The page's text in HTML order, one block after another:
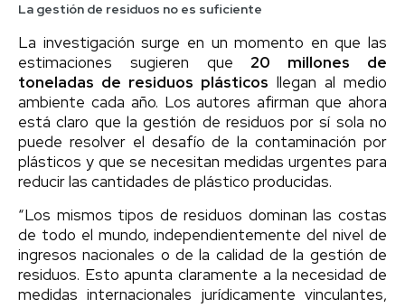
La gestión de residuos no es suficiente
La investigación surge en un momento en que las
estimaciones sugieren que 20 millones de
toneladas de residuos plásticos llegan al medio
ambiente cada año. Los autores afirman que ahora
está claro que la gestión de residuos por sí sola no
puede resolver el desafío de la contaminación por
plásticos y que se necesitan medidas urgentes para
reducir las cantidades de plástico producidas.
“Los mismos tipos de residuos dominan las costas
de todo el mundo, independientemente del nivel de
ingresos nacionales o de la calidad de la gestión de
residuos. Esto apunta claramente a la necesidad de
medidas internacionales jurídicamente vinculantes,